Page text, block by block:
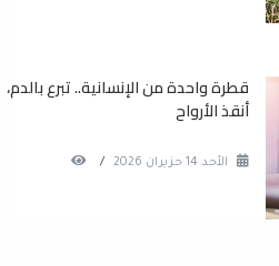
قطرة واحدة من الإنسانية.. تبرع بالدم،
أنقذ الأرواح
الأحد 14 حزيران 2026 /